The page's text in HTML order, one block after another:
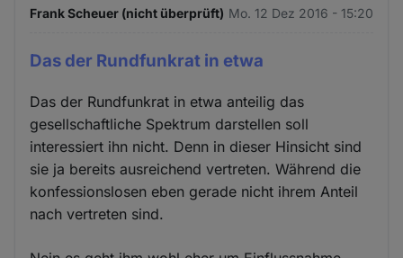
Frank Scheuer (nicht überprüft) Mo. 12 Dez 2016 - 15:20
Das der Rundfunkrat in etwa
Das der Rundfunkrat in etwa anteilig das
gesellschaftliche Spektrum darstellen soll
interessiert ihn nicht. Denn in dieser Hinsicht sind
sie ja bereits ausreichend vertreten. Während die
konfessionslosen eben gerade nicht ihrem Anteil
nach vertreten sind.